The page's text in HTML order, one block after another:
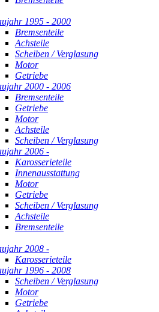
1995 - 2000
Bremsenteile
Achsteile
Scheiben / Verglasung
Motor
Getriebe
2000 - 2006
Bremsenteile
Getriebe
Motor
Achsteile
Scheiben / Verglasung
2006 -
Karosserieteile
Innenausstattung
Motor
Getriebe
Scheiben / Verglasung
Achsteile
Bremsenteile
2008 -
Karosserieteile
1996 - 2008
Scheiben / Verglasung
Motor
Getriebe